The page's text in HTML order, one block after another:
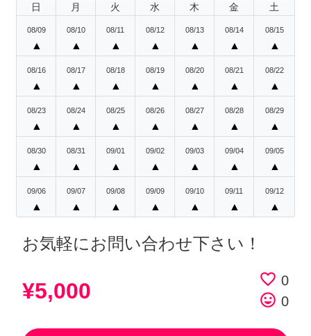
日 月 火 水 木 金 土
08/09
▲
08/10
▲
08/11
▲
08/12
▲
08/13
▲
08/14
▲
08/15
▲
08/16
▲
08/17
▲
08/18
▲
08/19
▲
08/20
▲
08/21
▲
08/22
▲
08/23
▲
08/24
▲
08/25
▲
08/26
▲
08/27
▲
08/28
▲
08/29
▲
08/30
▲
08/31
▲
09/01
▲
09/02
▲
09/03
▲
09/04
▲
09/05
▲
09/06
▲
09/07
▲
09/08
▲
09/09
▲
09/10
▲
09/11
▲
09/12
▲
お気軽にお問い合わせ下さい！
¥5,000 favorite_border 0
tag_faces 0